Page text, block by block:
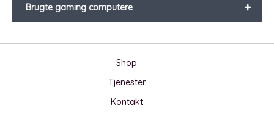
+
Brugte gaming computere
Shop
Tjenester
Kontakt